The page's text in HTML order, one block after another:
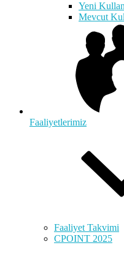
Yeni
Mevcut
Faaliyetlerimiz
Faaliyet Takvimi
CPOINT 2025